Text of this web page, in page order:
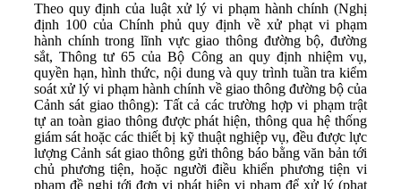
Theo quy định của luật xử lý vi phạm hành chính (Nghị
định 100 của Chính phủ quy định về xử phạt vi phạm
hành chính trong lĩnh vực giao thông đường bộ, đường
sắt, Thông tư 65 của Bộ Công an quy định nhiệm vụ,
quyền hạn, hình thức, nội dung và quy trình tuần tra kiểm
soát xử lý vi phạm hành chính về giao thông đường bộ của
Cảnh sát giao thông): Tất cả các trường hợp vi phạm trật
tự an toàn giao thông được phát hiện, thông qua hệ thống
giám sát hoặc các thiết bị kỹ thuật nghiệp vụ, đều được lực
lượng Cảnh sát giao thông gửi thông báo bằng văn bản tới
chủ phương tiện, hoặc người điều khiển phương tiện vi
phạm đề nghị tới đơn vị phát hiện vi phạm để xử lý (phạt